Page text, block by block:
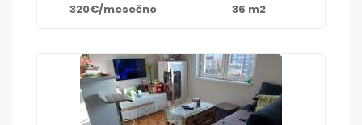
320€/mesečno 36 m2